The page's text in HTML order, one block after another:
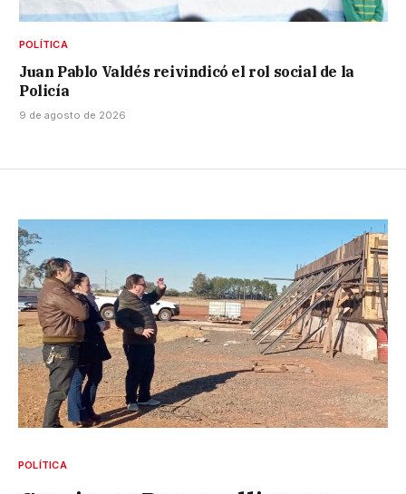
POLÍTICA
Juan Pablo Valdés reivindicó el rol social de la
Policía
9 de agosto de 2026
POLÍTICA